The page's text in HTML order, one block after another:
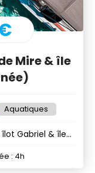
Mire & île
Aquatiques
Gabriel & île
: 4h